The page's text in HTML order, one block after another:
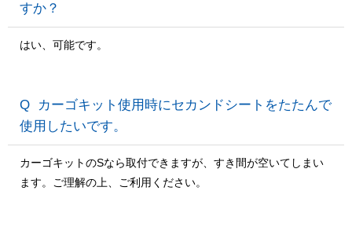
すか？
はい、可能です。
カーゴキット使用時にセカンドシートをたたんで
使用したいです。
カーゴキットのSなら取付できますが、すき間が空いてしまい
ます。ご理解の上、ご利用ください。